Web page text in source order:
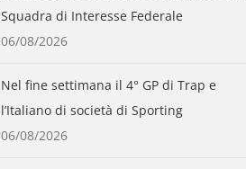
Squadra di Interesse Federale
06/08/2026
Nel fine settimana il 4° GP di Trap e
l’Italiano di società di Sporting
06/08/2026